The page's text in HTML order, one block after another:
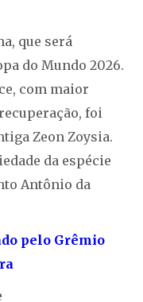
que será
do Mundo 2026.
com maior
foi
Zeon Zoysia.
da espécie
Antônio da
pelo Grêmio